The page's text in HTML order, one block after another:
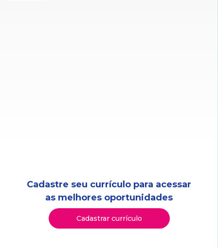
Cadastre seu currículo para acessar
as melhores oportunidades
Cadastrar currículo